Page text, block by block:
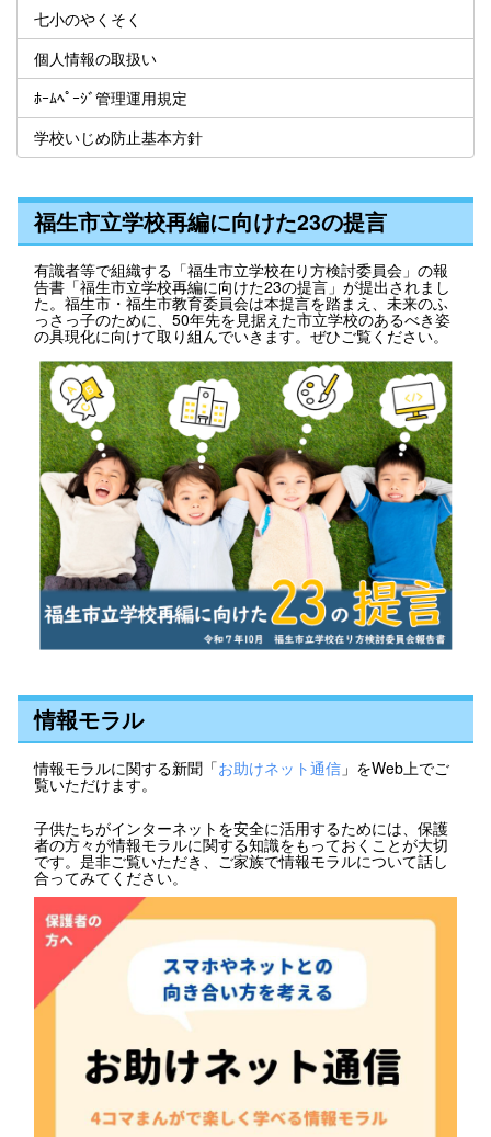
七小のやくそく
個人情報の取扱い
ﾎｰﾑﾍﾟｰｼﾞ管理運用規定
学校いじめ防止基本方針
福生市立学校再編に向けた23の提言
有識者等で組織する「福生市立学校在り方検討委員会」の報
告書「福生市立学校再編に向けた23の提言」が提出されまし
た。福生市・福生市教育委員会は本提言を踏まえ、未来のふ
っさっ子のために、50年先を見据えた市立学校のあるべき姿
の具現化に向けて取り組んでいきます。ぜひご覧ください。
情報モラル
情報モラルに関する新聞「お助けネット通信 」をWeb上でご
覧いただけます。
子供たちがインターネットを安全に活用するためには、保護
者の方々が情報モラルに関する知識をもっておくことが大切
です。是非ご覧いただき、ご家族で情報モラルについて話し
合ってみてください。